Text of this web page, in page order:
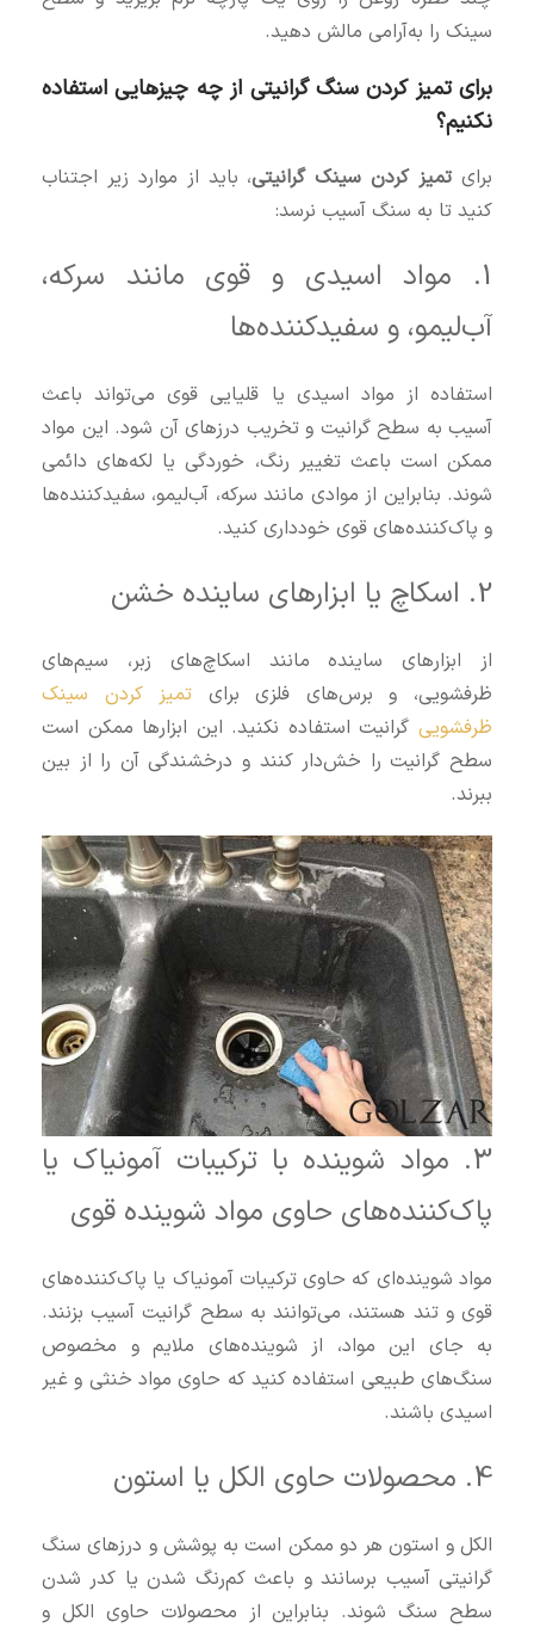
سینک را به‌آرامی مالش دهید.
برای تمیز کردن سنگ گرانیتی از چه چیزهایی استفاده
نکنیم؟
برای تمیز کردن سینک گرانیتی، باید از موارد زیر اجتناب
کنید تا به سنگ آسیب نرسد:
1. مواد اسیدی و قوی مانند سرکه،
آب‌لیمو، و سفیدکننده‌ها
استفاده از مواد اسیدی یا قلیایی قوی می‌تواند باعث
آسیب به سطح گرانیت و تخریب درزهای آن شود. این مواد
ممکن است باعث تغییر رنگ، خوردگی یا لکه‌های دائمی
شوند. بنابراین از موادی مانند سرکه، آب‌لیمو، سفیدکننده‌ها
و پاک‌کننده‌های قوی خودداری کنید.
2. اسکاچ یا ابزارهای ساینده خشن
از ابزارهای ساینده مانند اسکاچ‌های زبر، سیم‌های
ظرفشویی، و برس‌های فلزی برای تمیز کردن سینک
ظرفشویی گرانیت استفاده نکنید. این ابزارها ممکن است
سطح گرانیت را خش‌دار کنند و درخشندگی آن را از بین
ببرند.
3. مواد شوینده با ترکیبات آمونیاک یا
پاک‌کننده‌های حاوی مواد شوینده قوی
مواد شوینده‌ای که حاوی ترکیبات آمونیاک یا پاک‌کننده‌های
قوی و تند هستند، می‌توانند به سطح گرانیت آسیب بزنند.
به جای این مواد، از شوینده‌های ملایم و مخصوص
سنگ‌های طبیعی استفاده کنید که حاوی مواد خنثی و غیر
اسیدی باشند.
4. محصولات حاوی الکل یا استون
الکل و استون هر دو ممکن است به پوشش و درزهای سنگ
گرانیتی آسیب برسانند و باعث کم‌رنگ شدن یا کدر شدن
سطح سنگ شوند. بنابراین از محصولات حاوی الکل و